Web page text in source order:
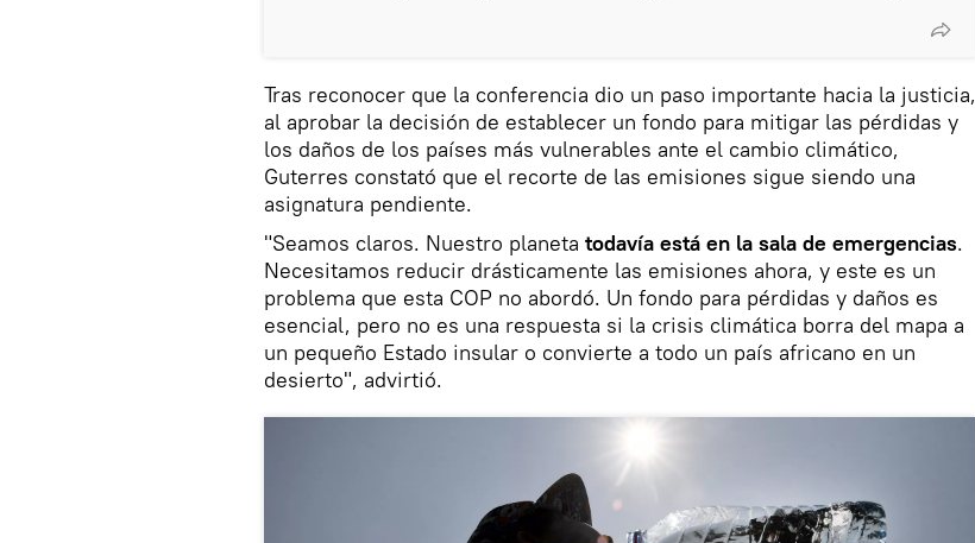
Tras reconocer que la conferencia dio un paso importante hacia la justicia,
al aprobar la decisión de establecer un fondo para mitigar las pérdidas y
los daños de los países más vulnerables ante el cambio climático,
Guterres constató que el recorte de las emisiones sigue siendo una
asignatura pendiente.
"Seamos claros. Nuestro planeta todavía está en la sala de emergencias.
Necesitamos reducir drásticamente las emisiones ahora, y este es un
problema que esta COP no abordó. Un fondo para pérdidas y daños es
esencial, pero no es una respuesta si la crisis climática borra del mapa a
un pequeño Estado insular o convierte a todo un país africano en un
desierto", advirtió.